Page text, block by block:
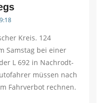
Kreis. 124
Samstag bei einer
L 692 in Nachrodt-
müssen nach
Fahrverbot rechnen.